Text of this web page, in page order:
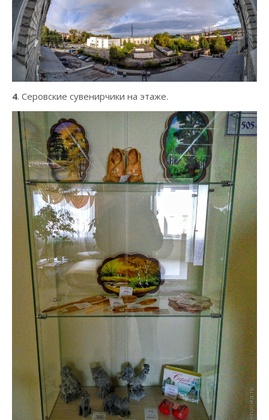
4. Серовские сувенирчики на этаже.